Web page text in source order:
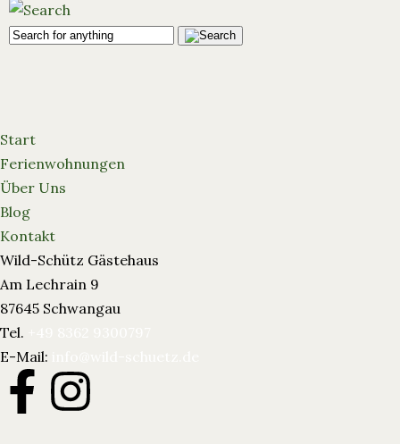
Start
Ferienwohnungen
Über Uns
Blog
Kontakt
Wild-Schütz Gästehaus
Am Lechrain 9
87645 Schwangau
Tel.
E-Mail: